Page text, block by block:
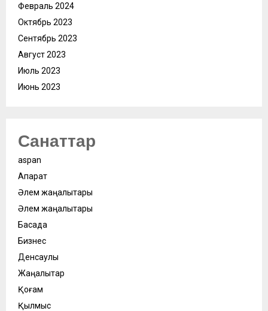
Февраль 2024
Октябрь 2023
Сентябрь 2023
Август 2023
Июль 2023
Июнь 2023
Санаттар
aspan
Ақпарат
Әлем жаңалықтары
Әлем жаңалықтары
Басқада
Бизнес
Денсаулық
Жаңалықтар
Қоғам
Қылмыс